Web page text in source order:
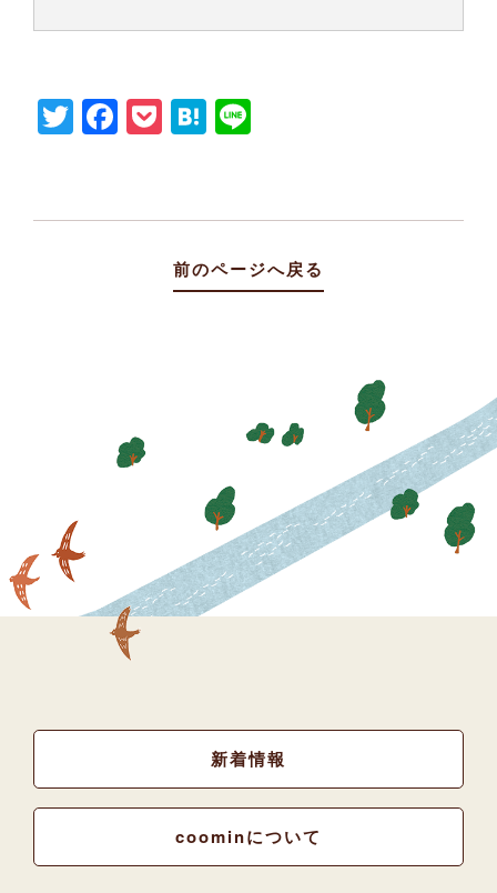
Twitter
Facebook
Pocket
Hatena
Line
前のページへ戻る
新着情報
coominについて